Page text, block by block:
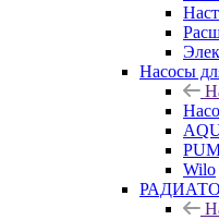
Насосы
Wilo